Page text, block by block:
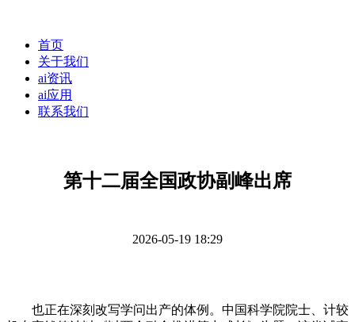
首页
关于我们
ai资讯
ai应用
联系我们
第十二届全国政协副峰出席
2026-05-19 18:29
也正在深刻改写学问出产的体例。中国科学院院士、计较